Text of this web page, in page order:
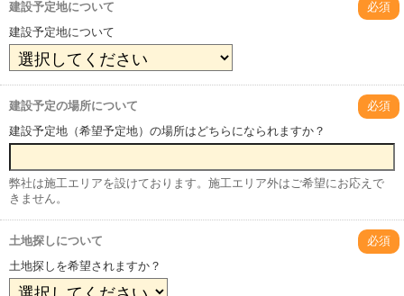
建設予定地について
必須
建設予定地について
建設予定の場所について
必須
建設予定地（希望予定地）の場所はどちらになられますか？
弊社は施工エリアを設けております。施工エリア外はご希望にお応えで
きません。
土地探しについて
必須
土地探しを希望されますか？